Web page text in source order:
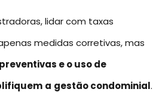
lidar com taxas
medidas corretivas, mas
e o uso de
a gestão condominial.